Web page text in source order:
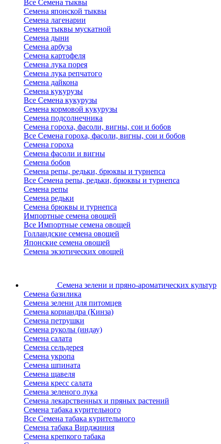
Все Семена тыквы
Семена японской тыквы
Семена лагенарии
Семена тыквы мускатной
Семена дыни
Семена арбуза
Семена картофеля
Семена лука порея
Семена лука репчатого
Семена дайкона
Семена кукурузы
Все Семена кукурузы
Семена кормовой кукурузы
Семена подсолнечника
Семена гороха, фасоли, вигны, сои и бобов
Все Семена гороха, фасоли, вигны, сои и бобов
Семена гороха
Семена фасоли и вигны
Семена бобов
Семена репы, редьки, брюквы и турнепса
Все Семена репы, редьки, брюквы и турнепса
Семена репы
Семена редьки
Семена брюквы и турнепса
Импортные семена овощей
Все Импортные семена овощей
Голландские семена овощей
Японские семена овощей
Семена экзотических овощей
Семена зелени и пряно-ароматических культур
Семена базилика
Семена зелени для питомцев
Семена кориандра (Кинза)
Семена петрушки
Семена руколы (индау)
Семена салата
Семена сельдерея
Семена укропа
Семена шпината
Семена щавеля
Семена кресс салата
Семена зеленого лука
Семена лекарственных и пряных растений
Семена табака курительного
Все Семена табака курительного
Семена табака Вирджиния
Семена крепкого табака